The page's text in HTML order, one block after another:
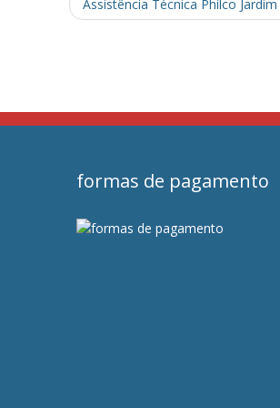
Assistência Técnica Philco Jardim
formas de pagamento